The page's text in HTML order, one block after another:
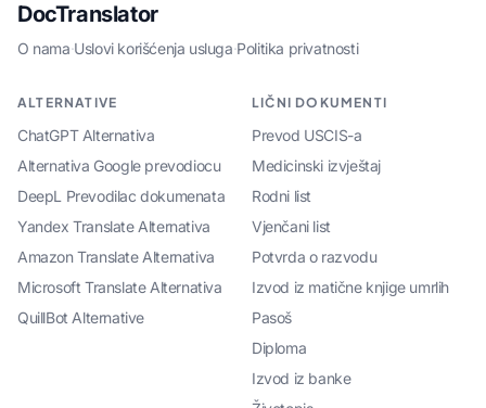
DocTranslator
O nama·Uslovi korišćenja usluga·Politika privatnosti
ALTERNATIVE
ChatGPT Alternativa
Alternativa Google prevodiocu
DeepL Prevodilac dokumenata
Yandex Translate Alternativa
Amazon Translate Alternativa
Microsoft Translate Alternativa
QuillBot Alternative
LIČNI DOKUMENTI
Prevod USCIS-a
Medicinski izvještaj
Rodni list
Vjenčani list
Potvrda o razvodu
Izvod iz matične knjige umrlih
Pasoš
Diploma
Izvod iz banke